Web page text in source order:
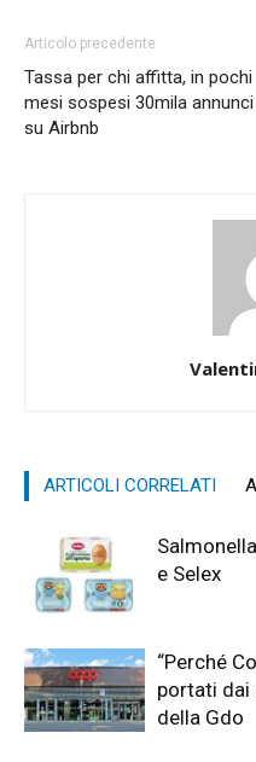
Articolo precedente
Tassa per chi affitta, in pochi
mesi sospesi 30mila annunci
su Airbnb
ARTICOLI CORRELATI
e Selex
“Perché
portati dai
della Gdo